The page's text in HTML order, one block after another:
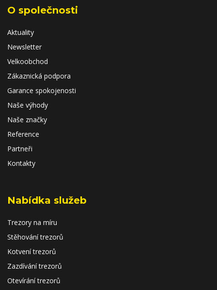
O společnosti
Aktuality
Newsletter
Velkoobchod
Zákaznická podpora
Garance spokojenosti
Naše výhody
Naše značky
Reference
Partneři
Kontakty
Nabídka služeb
Trezory na míru
Stěhování trezorů
Kotvení trezorů
Zazdívání trezorů
Otevírání trezorů